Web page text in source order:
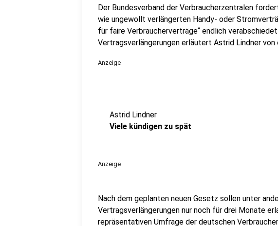
Der Bundesverband der Verbraucherzentralen
wie ungewollt verlängerten Handy- oder
für faire Verbraucherverträge“ endlich
Vertragsverlängerungen erläutert Astrid Lindner
Anzeige
Astrid Lindner
Viele kündigen zu spät
Anzeige
Nach dem geplanten neuen Gesetz sollen unter
Vertragsverlängerungen nur noch für drei Monate
repräsentativen Umfrage der deutschen